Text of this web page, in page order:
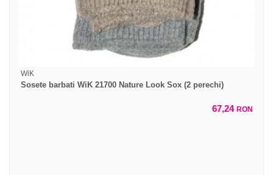
WiK
Sosete barbati WiK 21700 Nature Look Sox (2 perechi)
67,24 RON